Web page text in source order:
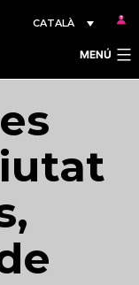
CATALÀ
MENÚ